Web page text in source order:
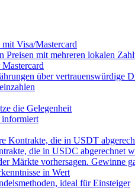
Visa/Mastercard
Preisen mit mehreren lokalen
über vertrauenswürdige
die Gelegenheit
informiert
Kontrakte, die in USDT
die in USDC abgerechnet
Märkte vorhersagen. Gewinne
in Wert
ideal für Einsteiger